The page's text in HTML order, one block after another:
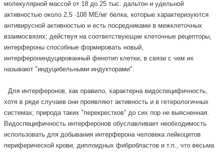
молекулярной массой от 18 до 25 тыс. дальтон и удельной
активностью около 2,5 ·108 МЕ/мг белка, которые характеризуются
антивирусной активностью и есть посредниками в межклеточных
взаимосвязях; действуя на соответствующие клеточные рецепторы,
интерфероны способные формировать новый,
интерферониндуцированный фенотип клетки, в связи с чем их
называют "индуцибельными индукторами".
Для интерферонов, как правило, характерна видоспецифичность,
хотя в ряде случаев они проявляют активность и в гетерологичных
системах; природа таких "перекрестков" до сих пор не выясненная.
Видоспецифичность интерферонов обуславливает необходимость
использовать для добывания интерферона человека лейкоцитов
периферической крови, диплоидных фибробластов и т.п., что весьма